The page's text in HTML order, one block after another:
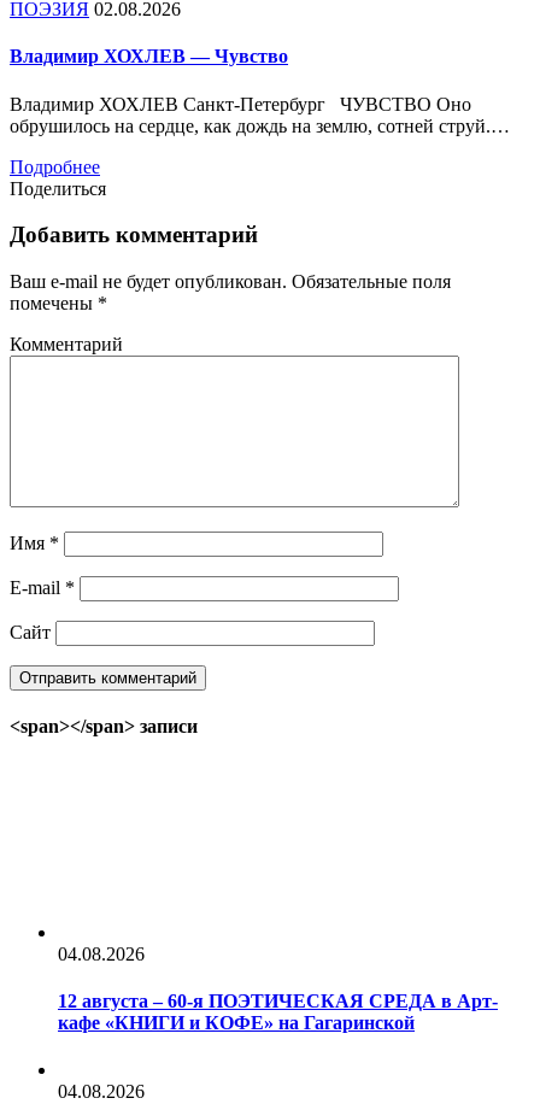
ПОЭЗИЯ 02.08.2026
Владимир ХОХЛЕВ — Чувство
Владимир ХОХЛЕВ Санкт-Петербург ЧУВСТВО Оно
обрушилось на сердце, как дождь на землю, сотней струй.…
Подробнее
Поделиться
Добавить комментарий
Ваш e-mail не будет опубликован. Обязательные поля
помечены *
Комментарий
Имя *
E-mail *
Сайт
<span></span> записи
04.08.2026
12 августа – 60-я ПОЭТИЧЕСКАЯ СРЕДА в Арт-
кафе «КНИГИ и КОФЕ» на Гагаринской
04.08.2026